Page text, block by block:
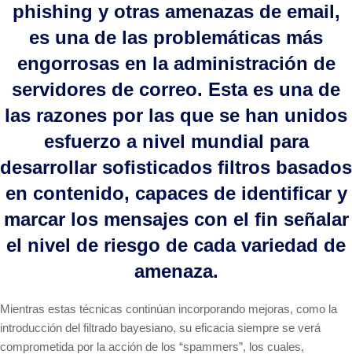
phishing y otras amenazas de email,
es una de las problemáticas más
engorrosas en la administración de
servidores de correo. Esta es una de
las razones por las que se han unidos
esfuerzo a nivel mundial para
desarrollar sofisticados filtros basados
en contenido, capaces de identificar y
marcar los mensajes con el fin señalar
el nivel de riesgo de cada variedad de
amenaza.
Mientras estas técnicas continúan incorporando mejoras, como la
introducción del filtrado bayesiano, su eficacia siempre se verá
comprometida por la acción de los “spammers”, los cuales,